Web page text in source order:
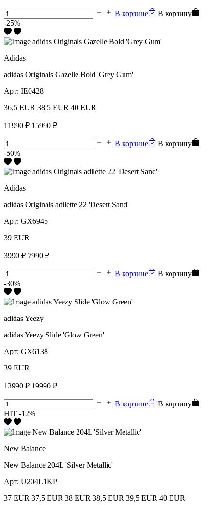
В корзине
В корзину
-25%
Adidas
adidas Originals Gazelle Bold 'Grey Gum'
Арт: IE0428
36,5 EUR 38,5 EUR 40 EUR
11990 ₽ 15990 ₽
В корзине
В корзину
-50%
Adidas
adidas Originals adilette 22 'Desert Sand'
Арт: GX6945
39 EUR
3990 ₽ 7990 ₽
В корзине
В корзину
-30%
adidas Yeezy
adidas Yeezy Slide 'Glow Green'
Арт: GX6138
39 EUR
13990 ₽ 19990 ₽
В корзине
В корзину
HIT -12%
New Balance
New Balance 204L 'Silver Metallic'
Арт: U204L1KP
37 EUR 37,5 EUR 38 EUR 38,5 EUR 39,5 EUR 40 EUR